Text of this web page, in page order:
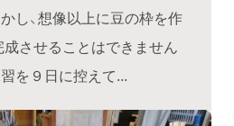
し、想像以上に豆の枠を作
させることはできません
を９日に控えて...